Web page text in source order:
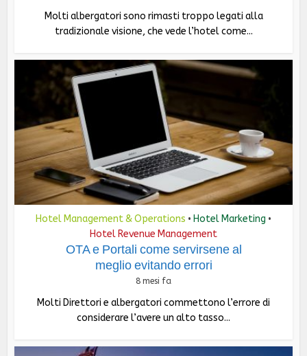
Molti albergatori sono rimasti troppo legati alla
tradizionale visione, che vede l’hotel come...
Hotel Management & Operations • Hotel Marketing •
Hotel Revenue Management
OTA e Portali come servirsene al
meglio evitando errori
8 mesi fa
Molti Direttori e albergatori commettono l’errore di
considerare l’avere un alto tasso...